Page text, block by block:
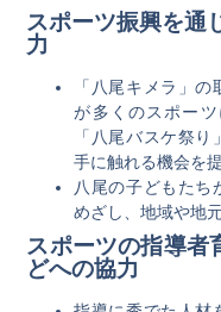
スポーツ振興を通
力
「八尾キメラ」
が多くのスポーツ
「八尾バスケ祭
手に触れる機会を
八尾の子どもたち
めざし、地域や地
スポーツの指導者
どへの協力